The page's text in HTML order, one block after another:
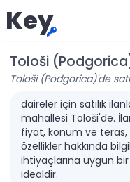
Key
Tološi
Tološi (Podgorica)'de
daireler için satılık
mahallesi Tološi'de.
fiyat, konum ve
özellikler hakkında
ihtiyaçlarına uygun
idealdir.